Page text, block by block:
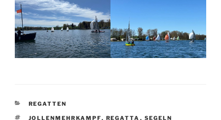
KATEGORIEN
REGATTEN
SCHLAGWÖRTER
JOLLENMEHRKAMPF, REGATTA , SEGELN